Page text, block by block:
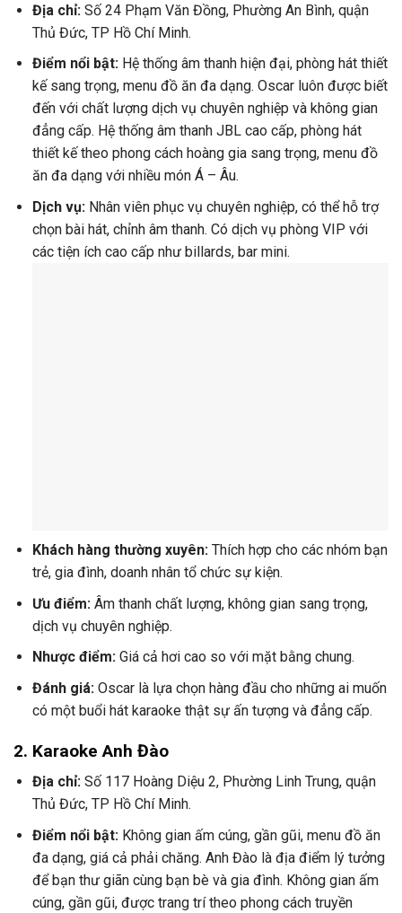
Địa chỉ:Số 24 Phạm Văn Đồng, Phường An Bình, quận
Thủ Đức, TP Hồ Chí Minh.
Điểm nổi bật:Hệ thống âm thanh hiện đại, phòng hát thiết
kế sang trọng, menu đồ ăn đa dạng. Oscar luôn được biết
đến với chất lượng dịch vụ chuyên nghiệp và không gian
đẳng cấp. Hệ thống âm thanh JBL cao cấp, phòng hát
thiết kế theo phong cách hoàng gia sang trọng, menu đồ
ăn đa dạng với nhiều món Á – Âu.
Dịch vụ:Nhân viên phục vụ chuyên nghiệp, có thể hỗ trợ
chọn bài hát, chỉnh âm thanh. Có dịch vụ phòng VIP với
các tiện ích cao cấp như billards, bar mini.
Khách hàng thường xuyên:Thích hợp cho các nhóm bạn
trẻ, gia đình, doanh nhân tổ chức sự kiện.
Ưu điểm:Âm thanh chất lượng, không gian sang trọng,
dịch vụ chuyên nghiệp.
Nhược điểm:Giá cả hơi cao so với mặt bằng chung.
Đánh giá:Oscar là lựa chọn hàng đầu cho những ai muốn
có một buổi hát karaoke thật sự ấn tượng và đẳng cấp.
2. Karaoke Anh Đào
Địa chỉ:Số 117 Hoàng Diệu 2, Phường Linh Trung, quận
Thủ Đức, TP Hồ Chí Minh.
Điểm nổi bật:Không gian ấm cúng, gần gũi, menu đồ ăn
đa dạng, giá cả phải chăng. Anh Đào là địa điểm lý tưởng
để bạn thư giãn cùng bạn bè và gia đình. Không gian ấm
cúng, gần gũi, được trang trí theo phong cách truyền